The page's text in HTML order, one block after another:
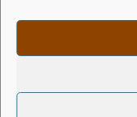
Articoli recenti